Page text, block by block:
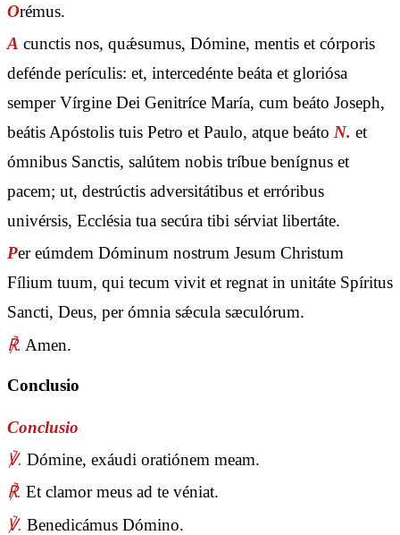
Orémus.
A cunctis nos, quǽsumus, Dómine, mentis et córporis
defénde perículis: et, intercedénte beáta et gloriósa
semper Vírgine Dei Genitríce María, cum beáto Joseph,
beátis Apóstolis tuis Petro et Paulo, atque beáto N. et
ómnibus Sanctis, salútem nobis tríbue benígnus et
pacem; ut, destrúctis adversitátibus et erróribus
univérsis, Ecclésia tua secúra tibi sérviat libertáte.
Per eúmdem Dóminum nostrum Jesum Christum
Fílium tuum, qui tecum vivit et regnat in unitáte Spíritus
Sancti, Deus, per ómnia sǽcula sæculórum.
℟. Amen.
Conclusio
Conclusio
℣. Dómine, exáudi oratiónem meam.
℟. Et clamor meus ad te véniat.
℣. Benedicámus Dómino.